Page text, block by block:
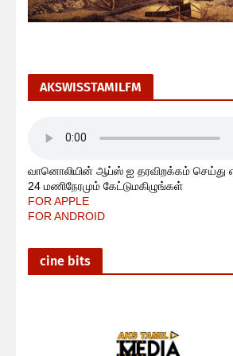
AKSWISSTAMILFM
வானொலியின் ஆப்ஸ் ஐ தரவிறக்கம் செய்து
24 மணிநேரமும் கேட்டுமகிழுங்கள்
FOR APPLE
FOR ANDROID
cine bits